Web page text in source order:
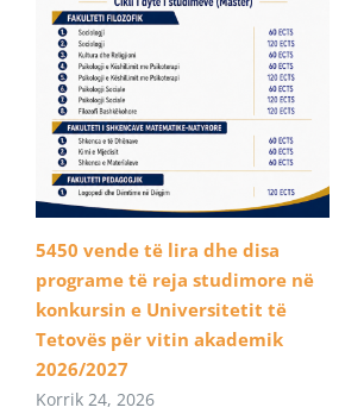
5450 vende të lira dhe disa
programe të reja studimore në
konkursin e Universitetit të
Tetovës për vitin akademik
2026/2027
Korrik 24, 2026